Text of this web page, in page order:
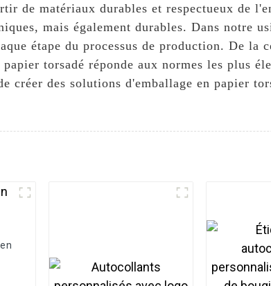
de matériaux durables et respectueux de
mais également durables. Dans notre
étape du processus de production. De la
torsadé réponde aux normes les plus
des solutions d'emballage en papier